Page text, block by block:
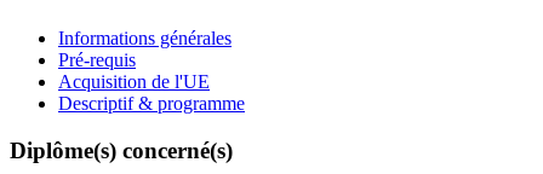
Informations générales
Pré-requis
Acquisition de l'UE
Descriptif & programme
Diplôme(s) concerné(s)